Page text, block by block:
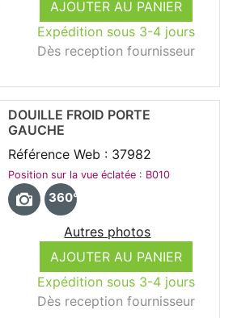
AJOUTER AU PANIER
Expédition sous 3-4 jours
Dès reception fournisseur
AJOUTER AU PANIER
Expédition sous 3-4 jours
Dès reception fournisseur
DOUILLE FROID PORTE
GAUCHE
Référence Web : 37982
Position sur la vue éclatée : B010
360°
Autres photos